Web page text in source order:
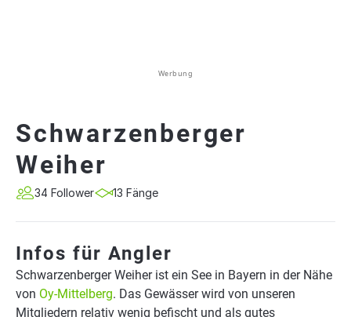
Werbung
Schwarzenberger
Weiher
34 Follower 13 Fänge
Infos für Angler
Schwarzenberger Weiher ist ein See in Bayern in der Nähe
von Oy-Mittelberg. Das Gewässer wird von unseren
Mitgliedern relativ wenig befischt und als gutes